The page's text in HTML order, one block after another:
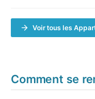
Voir tous les
Comment se